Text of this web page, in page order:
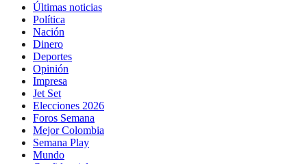
Últimas noticias
Política
Nación
Dinero
Deportes
Opinión
Impresa
Jet Set
Elecciones 2026
Foros Semana
Mejor Colombia
Semana Play
Mundo